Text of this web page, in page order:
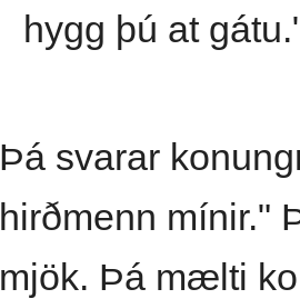
hygg þú at
Þá svarar
hirðmenn mínir."
mjök. Þá mælti